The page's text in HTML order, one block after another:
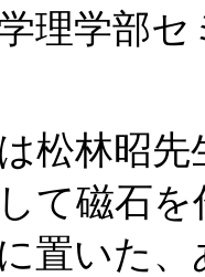
理学部
松林昭先
して磁石
置いた